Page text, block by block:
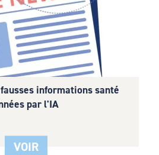
informations santé
par l'IA
VOIR